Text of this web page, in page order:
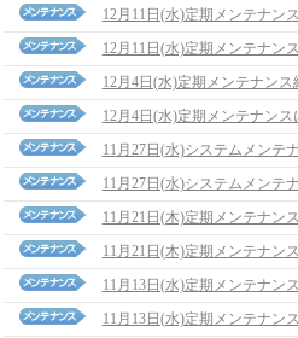
12月11日(水)定期メンテナン
12月11日(水)定期メンテナン
12月4日(水)定期メンテナン
12月4日(水)定期メンテナンス
11月27日(水)システムメンテ
11月27日(水)システムメンテ
11月21日(木)定期メンテナン
11月21日(木)定期メンテナン
11月13日(水)定期メンテナン
11月13日(水)定期メンテナン